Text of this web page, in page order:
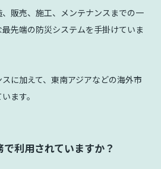
販売、施工、メンテナンスまでの一
先端の防災システムを手掛けていま
に加えて、東南アジアなどの海外市
ます。
で利用されていますか？